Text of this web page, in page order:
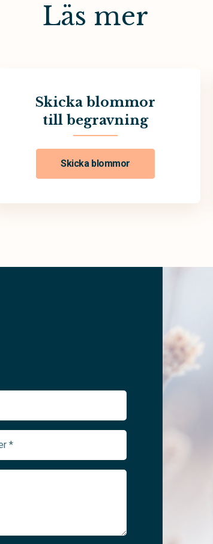
Läs mer
Skicka blommor
till begravning
Skicka blommor